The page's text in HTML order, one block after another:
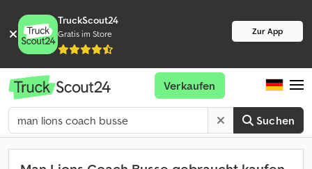
TruckScout24
Gratis im Store Zur App
Suchen
Verkaufen